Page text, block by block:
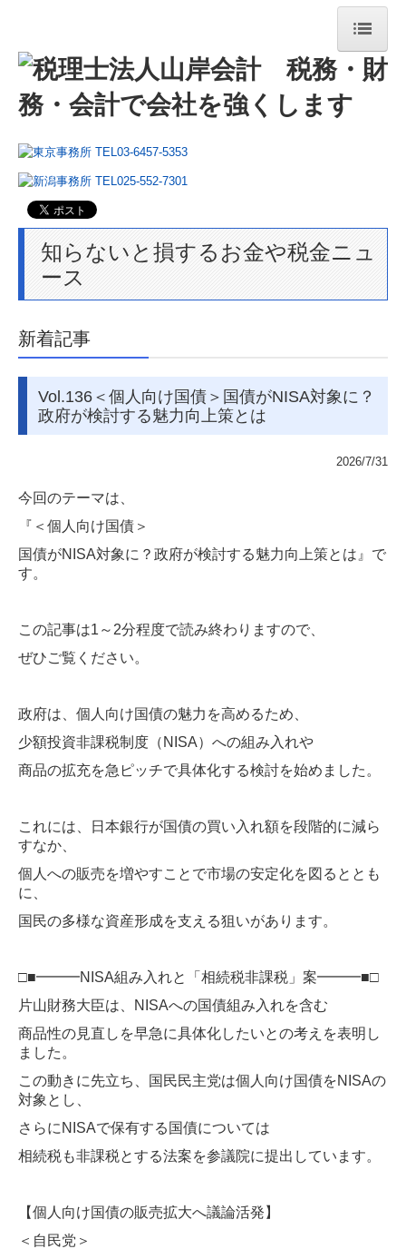
ホーム
法人・個人事業主の皆様
相続税・資産税について
法人紹介
コラム
ニュースレター
メディア情報
採用情報
仕事内容
一日のスケジュール
福利厚生
募集要項
応募フォーム
オンライン採用説明会
知らないと損するお金や税金ニュ
ース
新着記事
Vol.136＜個人向け国債＞国債がNISA対象に？
政府が検討する魅力向上策とは
2026/7/31
今回のテーマは、
『＜個人向け国債＞
国債がNISA対象に？政府が検討する魅力向上策とは』で
す。
この記事は1～2分程度で読み終わりますので、
ぜひご覧ください。
政府は、個人向け国債の魅力を高めるため、
少額投資非課税制度（NISA）への組み入れや
商品の拡充を急ピッチで具体化する検討を始めました。
これには、日本銀行が国債の買い入れ額を段階的に減ら
すなか、
個人への販売を増やすことで市場の安定化を図るととも
に、
国民の多様な資産形成を支える狙いがあります。
□■━━━NISA組み入れと「相続税非課税」案━━━■□
片山財務大臣は、NISAへの国債組み入れを含む
商品性の見直しを早急に具体化したいとの考えを表明し
ました。
この動きに先立ち、国民民主党は個人向け国債をNISAの
対象とし、
さらにNISAで保有する国債については
相続税も非課税とする法案を参議院に提出しています。
【個人向け国債の販売拡大へ議論活発】
＜自民党＞